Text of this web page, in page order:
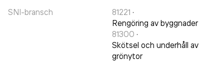
SNI-bransch 81221 ·
Rengöring av byggnader
81300 ·
Skötsel och underhåll av
grönytor